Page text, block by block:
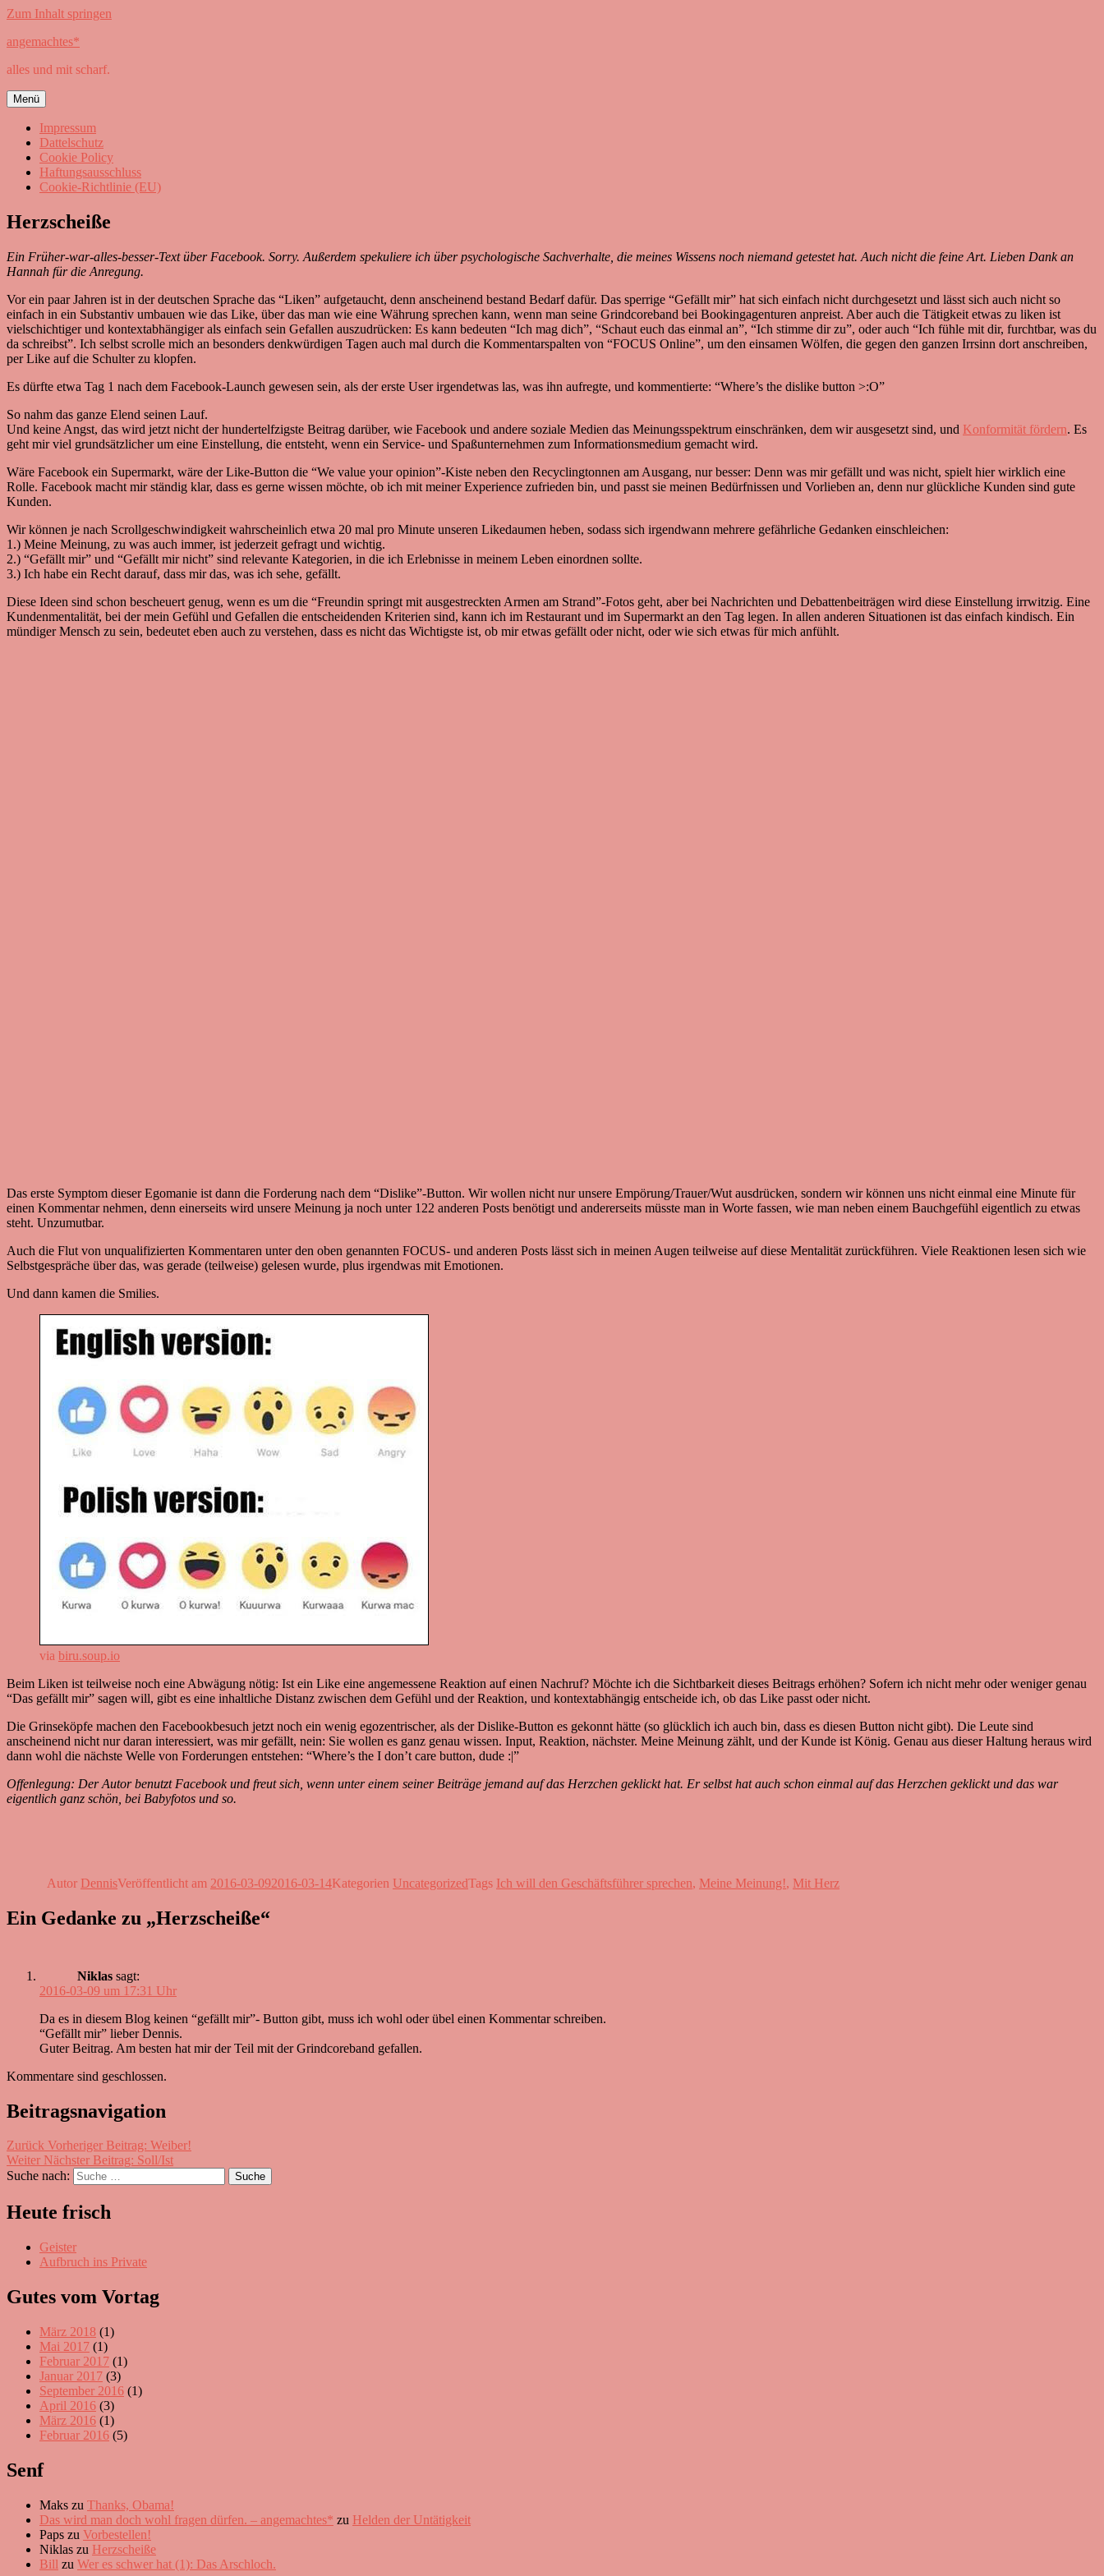
Zum Inhalt springen
angemachtes*
alles und mit scharf.
Menü
Impressum
Dattelschutz
Cookie Policy
Haftungsausschluss
Cookie-Richtlinie (EU)
Herzscheiße
Ein Früher-war-alles-besser-Text über Facebook. Sorry. Außerdem spekuliere ich über psychologische Sachverhalte, die meines Wissens noch niemand getestet hat. Auch nicht die feine Art. Lieben Dank an
Hannah für die Anregung.
Vor ein paar Jahren ist in der deutschen Sprache das “Liken” aufgetaucht, denn anscheinend bestand Bedarf dafür. Das sperrige “Gefällt mir” hat sich einfach nicht durchgesetzt und lässt sich auch nicht so
einfach in ein Substantiv umbauen wie das Like, über das man wie eine Währung sprechen kann, wenn man seine Grindcoreband bei Bookingagenturen anpreist. Aber auch die Tätigkeit etwas zu liken ist
vielschichtiger und kontextabhängiger als einfach sein Gefallen auszudrücken: Es kann bedeuten “Ich mag dich”, “Schaut euch das einmal an”, “Ich stimme dir zu”, oder auch “Ich fühle mit dir, furchtbar, was du
da schreibst”. Ich selbst scrolle mich an besonders denkwürdigen Tagen auch mal durch die Kommentarspalten von “FOCUS Online”, um den einsamen Wölfen, die gegen den ganzen Irrsinn dort anschreiben,
per Like auf die Schulter zu klopfen.
Es dürfte etwa Tag 1 nach dem Facebook-Launch gewesen sein, als der erste User irgendetwas las, was ihn aufregte, und kommentierte: “Where’s the dislike button >:O”
So nahm das ganze Elend seinen Lauf.
Und keine Angst, das wird jetzt nicht der hundertelfzigste Beitrag darüber, wie Facebook und andere soziale Medien das Meinungsspektrum einschränken, dem wir ausgesetzt sind, und Konformität fördern. Es
geht mir viel grundsätzlicher um eine Einstellung, die entsteht, wenn ein Service- und Spaßunternehmen zum Informationsmedium gemacht wird.
Wäre Facebook ein Supermarkt, wäre der Like-Button die “We value your opinion”-Kiste neben den Recyclingtonnen am Ausgang, nur besser: Denn was mir gefällt und was nicht, spielt hier wirklich eine
Rolle. Facebook macht mir ständig klar, dass es gerne wissen möchte, ob ich mit meiner Experience zufrieden bin, und passt sie meinen Bedürfnissen und Vorlieben an, denn nur glückliche Kunden sind gute
Kunden.
Wir können je nach Scrollgeschwindigkeit wahrscheinlich etwa 20 mal pro Minute unseren Likedaumen heben, sodass sich irgendwann mehrere gefährliche Gedanken einschleichen:
1.) Meine Meinung, zu was auch immer, ist jederzeit gefragt und wichtig.
2.) “Gefällt mir” und “Gefällt mir nicht” sind relevante Kategorien, in die ich Erlebnisse in meinem Leben einordnen sollte.
3.) Ich habe ein Recht darauf, dass mir das, was ich sehe, gefällt.
Diese Ideen sind schon bescheuert genug, wenn es um die “Freundin springt mit ausgestreckten Armen am Strand”-Fotos geht, aber bei Nachrichten und Debattenbeiträgen wird diese Einstellung irrwitzig. Eine
Kundenmentalität, bei der mein Gefühl und Gefallen die entscheidenden Kriterien sind, kann ich im Restaurant und im Supermarkt an den Tag legen. In allen anderen Situationen ist das einfach kindisch. Ein
mündiger Mensch zu sein, bedeutet eben auch zu verstehen, dass es nicht das Wichtigste ist, ob mir etwas gefällt oder nicht, oder wie sich etwas für mich anfühlt.
Das erste Symptom dieser Egomanie ist dann die Forderung nach dem “Dislike”-Button. Wir wollen nicht nur unsere Empörung/Trauer/Wut ausdrücken, sondern wir können uns nicht einmal eine Minute für
einen Kommentar nehmen, denn einerseits wird unsere Meinung ja noch unter 122 anderen Posts benötigt und andererseits müsste man in Worte fassen, wie man neben einem Bauchgefühl eigentlich zu etwas
steht. Unzumutbar.
Auch die Flut von unqualifizierten Kommentaren unter den oben genannten FOCUS- und anderen Posts lässt sich in meinen Augen teilweise auf diese Mentalität zurückführen. Viele Reaktionen lesen sich wie
Selbstgespräche über das, was gerade (teilweise) gelesen wurde, plus irgendwas mit Emotionen.
Und dann kamen die Smilies.
via biru.soup.io
Beim Liken ist teilweise noch eine Abwägung nötig: Ist ein Like eine angemessene Reaktion auf einen Nachruf? Möchte ich die Sichtbarkeit dieses Beitrags erhöhen? Sofern ich nicht mehr oder weniger genau
“Das gefällt mir” sagen will, gibt es eine inhaltliche Distanz zwischen dem Gefühl und der Reaktion, und kontextabhängig entscheide ich, ob das Like passt oder nicht.
Die Grinseköpfe machen den Facebookbesuch jetzt noch ein wenig egozentrischer, als der Dislike-Button es gekonnt hätte (so glücklich ich auch bin, dass es diesen Button nicht gibt). Die Leute sind
anscheinend nicht nur daran interessiert, was mir gefällt, nein: Sie wollen es ganz genau wissen. Input, Reaktion, nächster. Meine Meinung zählt, und der Kunde ist König. Genau aus dieser Haltung heraus wird
dann wohl die nächste Welle von Forderungen entstehen: “Where’s the I don’t care button, dude :|”
Offenlegung: Der Autor benutzt Facebook und freut sich, wenn unter einem seiner Beiträge jemand auf das Herzchen geklickt hat. Er selbst hat auch schon einmal auf das Herzchen geklickt und das war
eigentlich ganz schön, bei Babyfotos und so.
Autor DennisVeröffentlicht am 2016-03-092016-03-14Kategorien UncategorizedTags Ich will den Geschäftsführer sprechen, Meine Meinung!, Mit Herz
Ein Gedanke zu „Herzscheiße“
Niklas sagt:
2016-03-09 um 17:31 Uhr
Da es in diesem Blog keinen “gefällt mir”- Button gibt, muss ich wohl oder übel einen Kommentar schreiben.
“Gefällt mir” lieber Dennis.
Guter Beitrag. Am besten hat mir der Teil mit der Grindcoreband gefallen.
Kommentare sind geschlossen.
Beitragsnavigation
Zurück Vorheriger Beitrag: Weiber!
Weiter Nächster Beitrag: Soll/Ist
Suche nach:
Suche
Heute frisch
Geister
Aufbruch ins Private
Gutes vom Vortag
März 2018 (1)
Mai 2017 (1)
Februar 2017 (1)
Januar 2017 (3)
September 2016 (1)
April 2016 (3)
März 2016 (1)
Februar 2016 (5)
Senf
Maks zu Thanks, Obama!
Das wird man doch wohl fragen dürfen. – angemachtes* zu Helden der Untätigkeit
Paps zu Vorbestellen!
Niklas zu Herzscheiße
Bill zu Wer es schwer hat (1): Das Arschloch.